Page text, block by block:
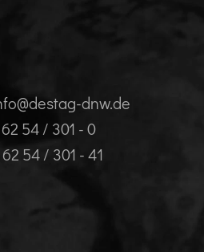
dnw.de
54 / 301 - 0
54 / 301 - 41